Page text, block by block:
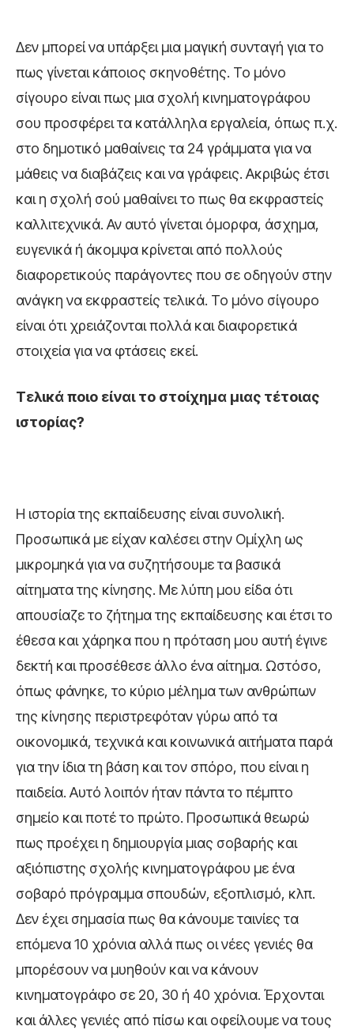
Δεν μπορεί να υπάρξει μια μαγική συνταγή για το
πως γίνεται κάποιος σκηνοθέτης. Το μόνο
σίγουρο είναι πως μια σχολή κινηματογράφου
σου προσφέρει τα κατάλληλα εργαλεία, όπως π.χ.
στο δημοτικό μαθαίνεις τα 24 γράμματα για να
μάθεις να διαβάζεις και να γράφεις. Ακριβώς έτσι
και η σχολή σού μαθαίνει το πως θα εκφραστείς
καλλιτεχνικά. Αν αυτό γίνεται όμορφα, άσχημα,
ευγενικά ή άκομψα κρίνεται από πολλούς
διαφορετικούς παράγοντες που σε οδηγούν στην
ανάγκη να εκφραστείς τελικά. Το μόνο σίγουρο
είναι ότι χρειάζονται πολλά και διαφορετικά
στοιχεία για να φτάσεις εκεί.
Τελικά ποιο είναι το στοίχημα μιας τέτοιας
ιστορίας?
Η ιστορία της εκπαίδευσης είναι συνολική.
Προσωπικά με είχαν καλέσει στην Ομίχλη ως
μικρομηκά για να συζητήσουμε τα βασικά
αίτηματα της κίνησης. Με λύπη μου είδα ότι
απουσίαζε το ζήτημα της εκπαίδευσης και έτσι το
έθεσα και χάρηκα που η πρόταση μου αυτή έγινε
δεκτή και προσέθεσε άλλο ένα αίτημα. Ωστόσο,
όπως φάνηκε, το κύριο μέλημα των ανθρώπων
της κίνησης περιστρεφόταν γύρω από τα
οικονομικά, τεχνικά και κοινωνικά αιτήματα παρά
για την ίδια τη βάση και τον σπόρο, που είναι η
παιδεία. Αυτό λοιπόν ήταν πάντα το πέμπτο
σημείο και ποτέ το πρώτο. Προσωπικά θεωρώ
πως προέχει η δημιουργία μιας σοβαρής και
αξιόπιστης σχολής κινηματογράφου με ένα
σοβαρό πρόγραμμα σπουδών, εξοπλισμό, κλπ.
Δεν έχει σημασία πως θα κάνουμε ταινίες τα
επόμενα 10 χρόνια αλλά πως οι νέες γενιές θα
μπορέσουν να μυηθούν και να κάνουν
κινηματογράφο σε 20, 30 ή 40 χρόνια. Έρχονται
και άλλες γενιές από πίσω και οφείλουμε να τους